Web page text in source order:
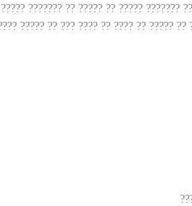
?? ??????? ????? ?? ????????? ??
??? ?? ????? ????? ??? ?? ????
??